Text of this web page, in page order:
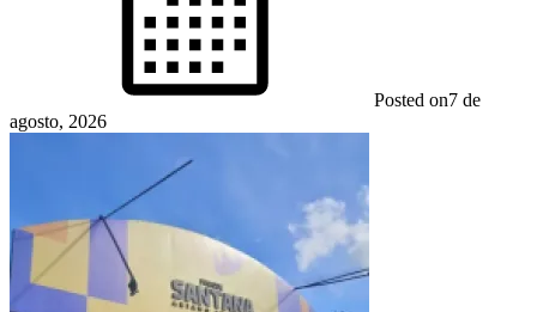
Posted on7 de
agosto, 2026